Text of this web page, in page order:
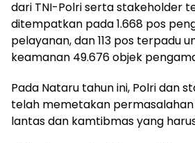
dari TNI-Polri serta stakeholder
ditempatkan pada 1.668 pos
pelayanan, dan 113 pos terpadu
keamanan 49.676 objek
Pada Nataru tahun ini, Polri dan
telah memetakan
lantas dan kamtibmas yang